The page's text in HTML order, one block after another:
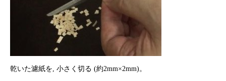
乾いた濾紙を, 小さく切る (約2mm×2mm)。